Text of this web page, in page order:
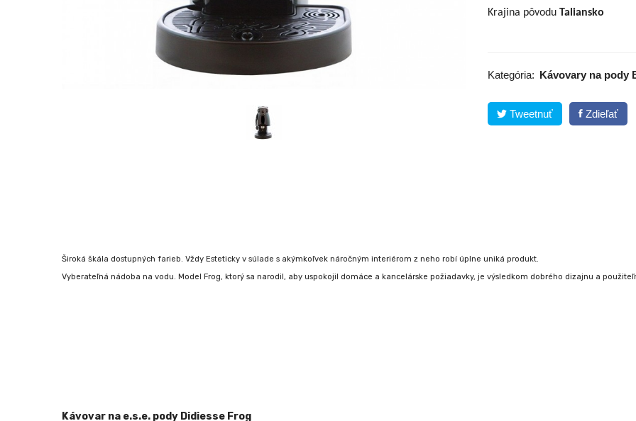
Krajina pôvodu Taliansko
Kategória: Kávovary na pody
Tweetnuť Zdieľať
Široká škála dostupných farieb. Vždy Esteticky v súlade s akýmkoľvek náročným interiérom z neho robí úplne uniká produkt.
Vyberateľná nádoba na vodu. Model Frog, ktorý sa narodil, aby uspokojil domáce a kancelárske požiadavky, je výsledkom dobrého dizajnu a
Kávovar na e.s.e. pody Didiesse Frog